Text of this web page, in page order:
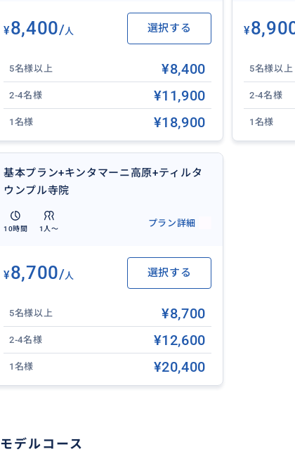
✨ハッピー スウィング バリ✨
かって大空を舞う圧倒的な開放感とドラマチックな撮影体
目の前に広がる絶景をバックに、風にたなびく鮮やかなレ
ウィングすれば、空に溶け込むような幻想的な一枚が完成
園内には巨大な鳥の巣やハートのオブジェなど、SNS映え
縮されており、熟練のスタッフがドレスの裾を美しくなび
れるのも嬉しいポイントです。
スリル満点の浮遊感と、一生の宝物になるフォトジェニッ
れる、バリ島観光で絶対に外せない感動体験スポットです。
※オプションでレンタルドレスをバリ島民族衣装に変更で
お客様のホテルへ往復送迎。
お迎えホテルとお送りホテルは違ってもOK！また空港送迎
※注意事項をご覧ください
❖ 含まれるもの：ハッピー バリ スウィング パッケージ（
ンタル）、日本語ガイド兼ドライバー、専用車チャーター
料金）、個人的な費用（お土産、食事代等）、駐車場料金
0円〜1,000円程度）など
¥8,400/人 選択する
5名様以上 ¥8,400
2-4名様 ¥11,900
1名様 ¥18,900
¥
5名様以上
2-4名様
1名様
基本プラン+キンタマーニ高原+ティルタ
ウンプル寺院
10時間 1人〜
プラン詳細
¥8,700/人 選択する
5名様以上 ¥8,700
2-4名様 ¥12,600
1名様 ¥20,400
モデルコース